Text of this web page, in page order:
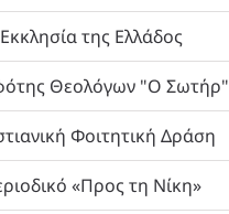
Εκκλησία της Ελλάδος
Θεολόγων "Ο Σωτήρ"
Φοιτητική Δράση
«Προς τη Νίκη»